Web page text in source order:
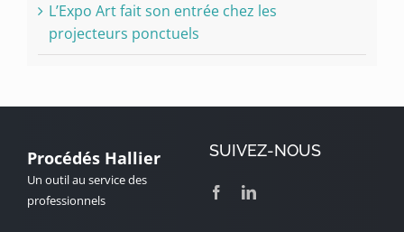
L’Expo Art fait son entrée chez les
projecteurs ponctuels
Procédés Hallier
Un outil au service des
professionnels
SUIVEZ-NOUS